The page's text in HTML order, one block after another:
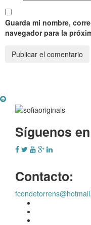
Guarda mi nombre,
navegador para la
Síguenos
Contacto: